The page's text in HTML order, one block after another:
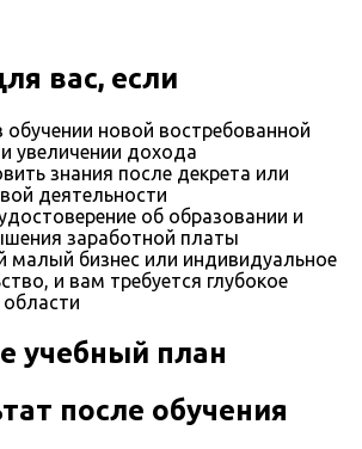
вас, если
обучении новой востребованной
увеличении дохода
знания после декрета или
деятельности
об образовании и
заработной платы
малый бизнес или индивидуальное
и вам требуется глубокое
учебный план
после обучения